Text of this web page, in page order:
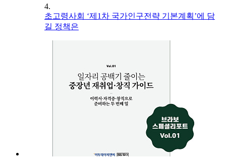
4.
초고령사회 ‘제1차 국가인구전략 기본계획’에 담
길 정책은